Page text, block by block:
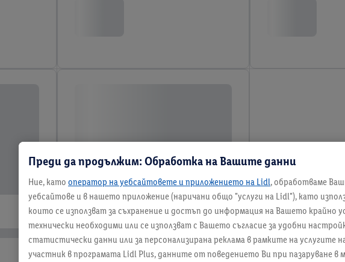
Преди да продължим: Обработка на Вашите данни
Ние, като оператор на уебсайтовете и приложението на Lidl, обработваме
уебсайтове и в нашето приложение (наричани общо "услуги на Lidl"), като
които се използват за съхранение и достъп до информация на Вашето крайно
технически необходими или се използват с Вашето съгласие за удобни
статистически данни или за персонализирана реклама в рамките на услугите
участник в програмата Lidl Plus, данните от поведението Ви при пазаруване в